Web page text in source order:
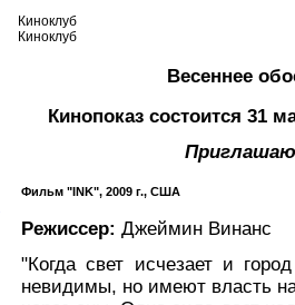
Киноклуб
Киноклуб
Весеннее
Кинопоказ состоится 31
Фильм "INK", 2009 г., США
Режиссер: Джеймин Винанс
"Когда свет исчезает и
невидимы, но имеют власть